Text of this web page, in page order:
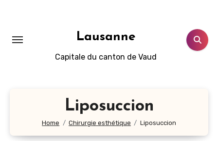
Lausanne
Capitale du canton de Vaud
Liposuccion
Home Chirurgie esthétique Liposuccion